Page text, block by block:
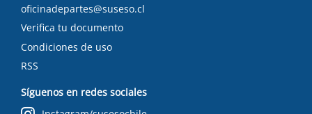
oficinadepartes@suseso.cl
Verifica tu documento
Condiciones de uso
RSS
Síguenos en redes sociales